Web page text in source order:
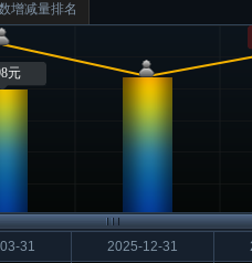
增减量排名
元
31 2025-12-31